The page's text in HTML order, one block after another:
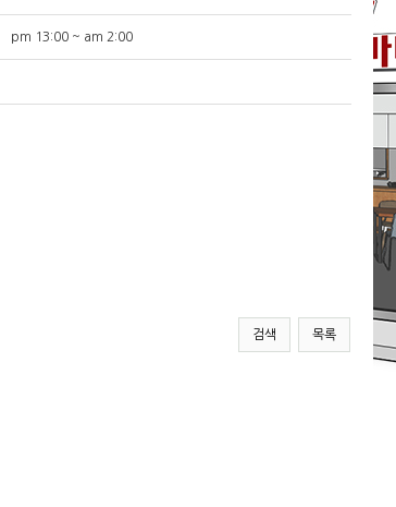
pm 13:00 ~ am 2:00
검색 목록